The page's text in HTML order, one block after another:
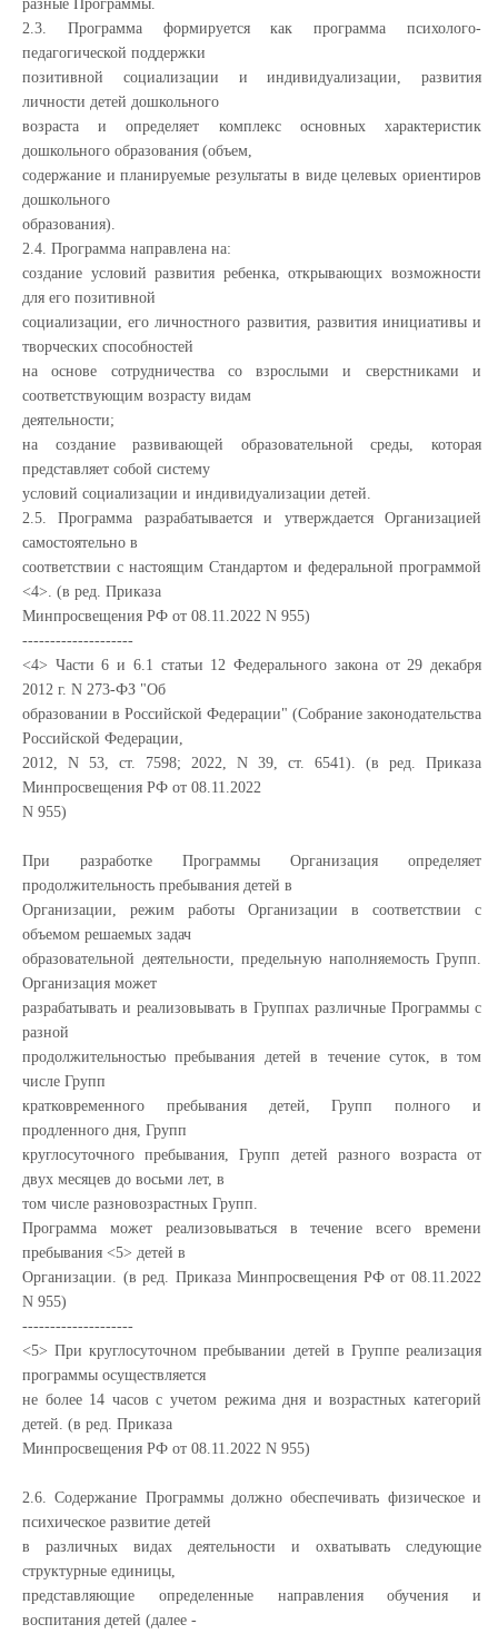
разные Программы.
2.3. Программа формируется как программа психолого-
педагогической поддержки
позитивной социализации и индивидуализации, развития
личности детей дошкольного
возраста и определяет комплекс основных характеристик
дошкольного образования (объем,
содержание и планируемые результаты в виде целевых ориентиров
дошкольного
образования).
2.4. Программа направлена на:
создание условий развития ребенка, открывающих возможности
для его позитивной
социализации, его личностного развития, развития инициативы и
творческих способностей
на основе сотрудничества со взрослыми и сверстниками и
соответствующим возрасту видам
деятельности;
на создание развивающей образовательной среды, которая
представляет собой систему
условий социализации и индивидуализации детей.
2.5. Программа разрабатывается и утверждается Организацией
самостоятельно в
соответствии с настоящим Стандартом и федеральной программой
<4>. (в ред. Приказа
Минпросвещения РФ от 08.11.2022 N 955)
--------------------
<4> Части 6 и 6.1 статьи 12 Федерального закона от 29 декабря
2012 г. N 273-ФЗ "Об
образовании в Российской Федерации" (Собрание законодательства
Российской Федерации,
2012, N 53, ст. 7598; 2022, N 39, ст. 6541). (в ред. Приказа
Минпросвещения РФ от 08.11.2022
N 955)
При разработке Программы Организация определяет
продолжительность пребывания детей в
Организации, режим работы Организации в соответствии с
объемом решаемых задач
образовательной деятельности, предельную наполняемость Групп.
Организация может
разрабатывать и реализовывать в Группах различные Программы с
разной
продолжительностью пребывания детей в течение суток, в том
числе Групп
кратковременного пребывания детей, Групп полного и
продленного дня, Групп
круглосуточного пребывания, Групп детей разного возраста от
двух месяцев до восьми лет, в
том числе разновозрастных Групп.
Программа может реализовываться в течение всего времени
пребывания <5> детей в
Организации. (в ред. Приказа Минпросвещения РФ от 08.11.2022
N 955)
--------------------
<5> При круглосуточном пребывании детей в Группе реализация
программы осуществляется
не более 14 часов с учетом режима дня и возрастных категорий
детей. (в ред. Приказа
Минпросвещения РФ от 08.11.2022 N 955)
2.6. Содержание Программы должно обеспечивать физическое и
психическое развитие детей
в различных видах деятельности и охватывать следующие
структурные единицы,
представляющие определенные направления обучения и
воспитания детей (далее -